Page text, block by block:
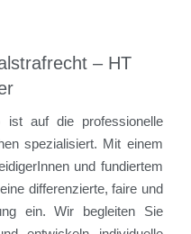
– HT
ist auf die professionelle
spezialisiert. Mit einem
und fundiertem
differenzierte, faire und
ein. Wir begleiten Sie